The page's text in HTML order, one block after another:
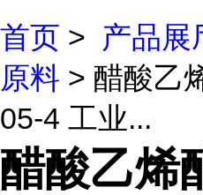
首页 > 产品展
原料 > 醋酸乙
05-4 工业...
醋酸乙烯